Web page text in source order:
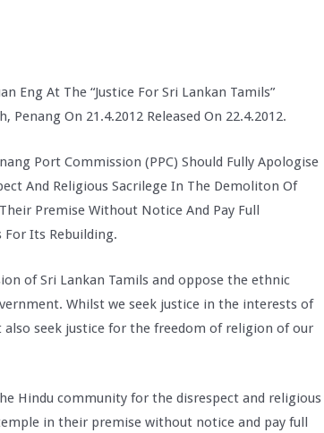
Eng At The “Justice For Sri Lankan Tamils”
On 21.4.2012 Released On 22.4.2012.
Port Commission (PPC) Should Fully Apologise
And Religious Sacrilege In The Demoliton Of
Premise Without Notice And Pay Full
For Its Rebuilding.
of Sri Lankan Tamils and oppose the ethnic
Whilst we seek justice in the interests of
seek justice for the freedom of religion of our
Hindu community for the disrespect and religious
in their premise without notice and pay full